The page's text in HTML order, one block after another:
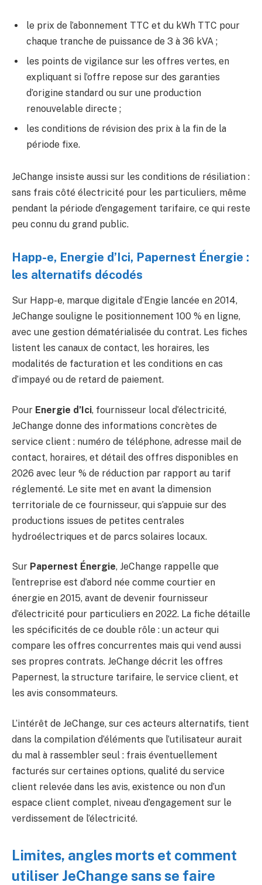
le prix de l’abonnement TTC et du kWh TTC pour
chaque tranche de puissance de 3 à 36 kVA ;
les points de vigilance sur les offres vertes, en
expliquant si l’offre repose sur des garanties
d’origine standard ou sur une production
renouvelable directe ;
les conditions de révision des prix à la fin de la
période fixe.
JeChange insiste aussi sur les conditions de résiliation :
sans frais côté électricité pour les particuliers, même
pendant la période d’engagement tarifaire, ce qui reste
peu connu du grand public.
Happ-e, Energie d’Ici, Papernest Énergie :
les alternatifs décodés
Sur Happ-e, marque digitale d’Engie lancée en 2014,
JeChange souligne le positionnement 100 % en ligne,
avec une gestion dématérialisée du contrat. Les fiches
listent les canaux de contact, les horaires, les
modalités de facturation et les conditions en cas
d’impayé ou de retard de paiement.
Pour Energie d’Ici, fournisseur local d’électricité,
JeChange donne des informations concrètes de
service client : numéro de téléphone, adresse mail de
contact, horaires, et détail des offres disponibles en
2026 avec leur % de réduction par rapport au tarif
réglementé. Le site met en avant la dimension
territoriale de ce fournisseur, qui s’appuie sur des
productions issues de petites centrales
hydroélectriques et de parcs solaires locaux.
Sur Papernest Énergie, JeChange rappelle que
l’entreprise est d’abord née comme courtier en
énergie en 2015, avant de devenir fournisseur
d’électricité pour particuliers en 2022. La fiche détaille
les spécificités de ce double rôle : un acteur qui
compare les offres concurrentes mais qui vend aussi
ses propres contrats. JeChange décrit les offres
Papernest, la structure tarifaire, le service client, et
les avis consommateurs.
L’intérêt de JeChange, sur ces acteurs alternatifs, tient
dans la compilation d’éléments que l’utilisateur aurait
du mal à rassembler seul : frais éventuellement
facturés sur certaines options, qualité du service
client relevée dans les avis, existence ou non d’un
espace client complet, niveau d’engagement sur le
verdissement de l’électricité.
Limites, angles morts et comment
utiliser JeChange sans se faire